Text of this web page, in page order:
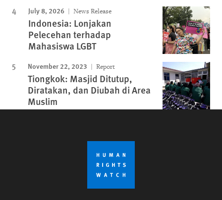
July 8, 2026 News Release
Indonesia: Lonjakan
Pelecehan terhadap
Mahasiswa LGBT
November 22, 2023 Report
Tiongkok: Masjid Ditutup,
Diratakan, dan Diubah di Area
Muslim